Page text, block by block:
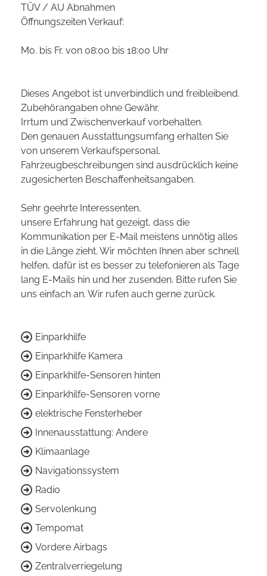
TÜV / AU Abnahmen
Öffnungszeiten Verkauf:
Mo. bis Fr. von 08:00 bis 18:00 Uhr
Dieses Angebot ist unverbindlich und freibleibend.
Zubehörangaben ohne Gewähr.
Irrtum und Zwischenverkauf vorbehalten.
Den genauen Ausstattungsumfang erhalten Sie
von unserem Verkaufspersonal.
Fahrzeugbeschreibungen sind ausdrücklich keine
zugesicherten Beschaffenheitsangaben.
Sehr geehrte Interessenten,
unsere Erfahrung hat gezeigt, dass die
Kommunikation per E-Mail meistens unnötig alles
in die Länge zieht. Wir möchten Ihnen aber schnell
helfen, dafür ist es besser zu telefonieren als Tage
lang E-Mails hin und her zusenden. Bitte rufen Sie
uns einfach an. Wir rufen auch gerne zurück.
Einparkhilfe
Einparkhilfe Kamera
Einparkhilfe-Sensoren hinten
Einparkhilfe-Sensoren vorne
elektrische Fensterheber
Innenausstattung: Andere
Klimaanlage
Navigationssystem
Radio
Servolenkung
Tempomat
Vordere Airbags
Zentralverriegelung